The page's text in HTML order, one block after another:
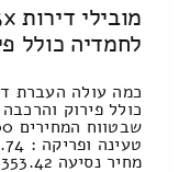
לחמדיה כולל
מחיר נסיעה 1353.42 שקל / זמן נסיעה בין ערים [...]